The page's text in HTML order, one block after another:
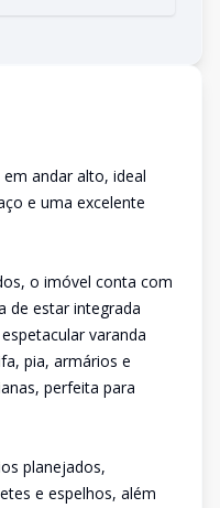
andar alto, ideal
e uma excelente
o imóvel conta com
de estar integrada
varanda
pia, armários e
perfeita para
planejados,
e espelhos, além